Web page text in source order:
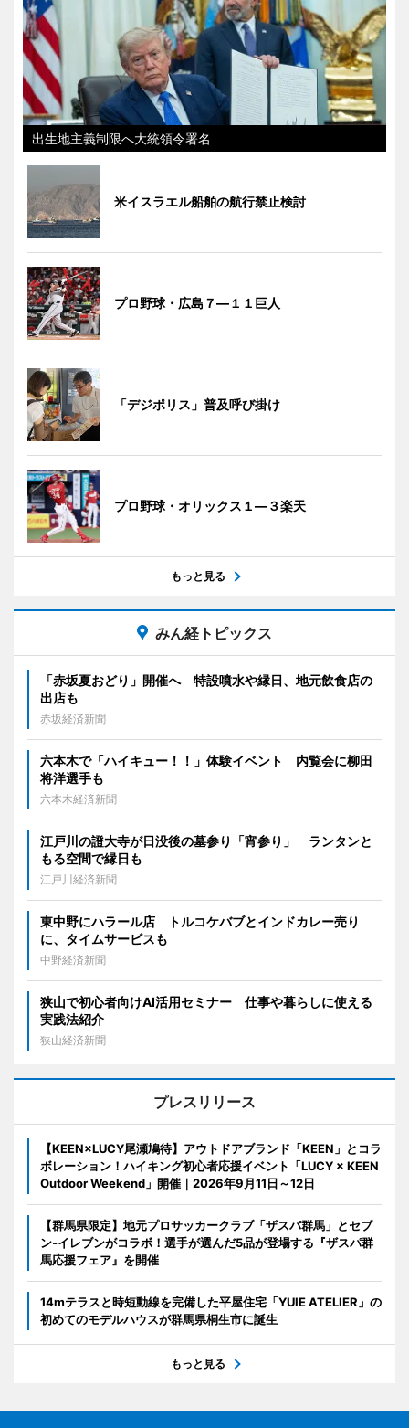
出生地主義制限へ大統領令署名
米イスラエル船舶の航行禁止検討
プロ野球・広島７―１１巨人
「デジポリス」普及呼び掛け
プロ野球・オリックス１―３楽天
もっと見る
みん経トピックス
「赤坂夏おどり」開催へ 特設噴水や縁日、地元飲食店の
出店も
赤坂経済新聞
六本木で「ハイキュー！！」体験イベント 内覧会に柳田
将洋選手も
六本木経済新聞
江戸川の證大寺が日没後の墓参り「宵参り」 ランタンと
もる空間で縁日も
江戸川経済新聞
東中野にハラール店 トルコケバブとインドカレー売り
に、タイムサービスも
中野経済新聞
狭山で初心者向けAI活用セミナー 仕事や暮らしに使える
実践法紹介
狭山経済新聞
プレスリリース
【KEEN×LUCY尾瀬鳩待】アウトドアブランド「KEEN」とコラ
ボレーション！ハイキング初心者応援イベント「LUCY × KEEN
Outdoor Weekend」開催｜2026年9月11日～12日
【群馬県限定】地元プロサッカークラブ「ザスパ群馬」とセブ
ン‐イレブンがコラボ！選手が選んだ5品が登場する『ザスパ群
馬応援フェア』を開催
14mテラスと時短動線を完備した平屋住宅「YUIE ATELIER」の
初めてのモデルハウスが群馬県桐生市に誕生
もっと見る